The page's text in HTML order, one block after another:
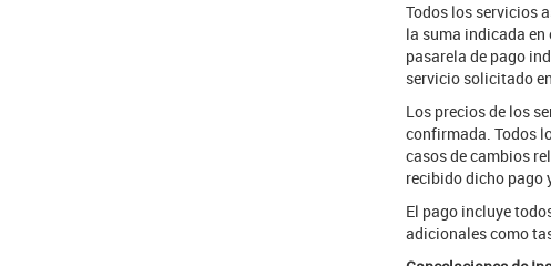
Todos los servicios
la suma indicada en
pasarela de pago
servicio solicitado
Los precios de los
confirmada. Todos
casos de cambios
recibido dicho
El pago incluye
adicionales como